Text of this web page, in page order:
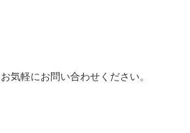
気軽にお問い合わせください。